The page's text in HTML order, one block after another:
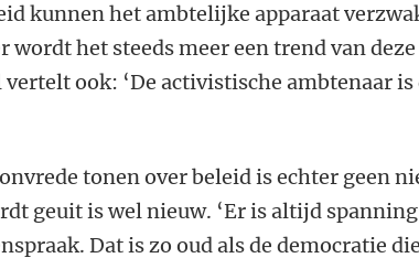
kunnen het ambtelijke apparaat
wordt het steeds meer een trend van
vertelt ook: ‘De activistische ambtenaar
tonen over beleid is echter geen
geuit is wel nieuw. ‘Er is altijd
Dat is zo oud als de democratie